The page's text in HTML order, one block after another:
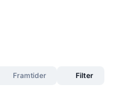
Framtider Filter